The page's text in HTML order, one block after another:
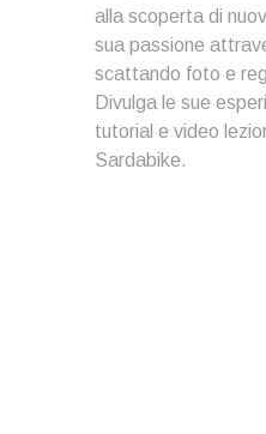
alla scoperta di
sua passione
scattando foto e
Divulga le sue
tutorial e video
Sardabike.